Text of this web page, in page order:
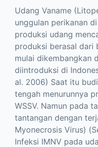
Udang Vaname
unggulan perikanan
produksi udang
produksi berasal dari
mulai dikembangkan
diintroduksi di
al. 2006) Saat itu
tengah menurunnya
WSSV. Namun pada
tantangan dengan
Myonecrosis Virus)
Infeksi IMNV pada